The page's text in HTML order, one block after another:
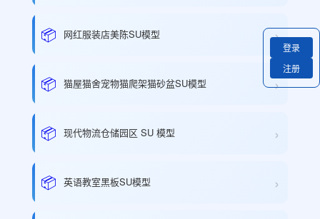
📦 网红服装店美陈SU模型 ›
📦 猫屋猫舍宠物猫爬架猫砂盆SU模型 ›
📦 现代物流仓储园区 SU 模型 ›
📦 英语教室黑板SU模型 ›
登录
注册